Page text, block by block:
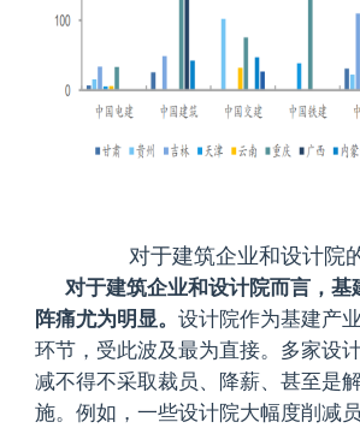
对于建筑企业和设计院
对于建筑企业和设计院而言，基
阵痛尤为明显。 设计院作为基建产
环节，受此波及最为直接。多家设
减不得不采取裁员、降薪、甚至是
施。例如，一些设计院大幅度削减